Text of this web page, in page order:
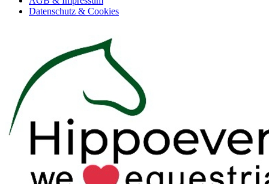
Datenschutz & Cookies